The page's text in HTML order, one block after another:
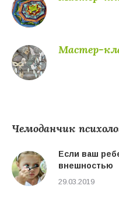
Мастер-
Чемоданчик
Если ваш
внешностью
29.03.2019